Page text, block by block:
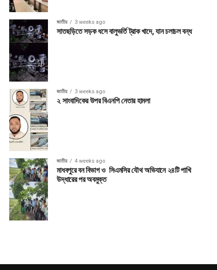
জাতীয় 3 weeks ago
সাতছড়িতে সড়ক ধসে বালুভর্তি ট্রাক খাদে, যান চলাচল বন্ধ
জাতীয় 3 weeks ago
২ সাংবাদিকের উপর বিএনপি নেতার হামলা
জাতীয় 4 weeks ago
মাধবপুরে বন বিভাগ ও সিএমসির যৌথ অভিযানে ২৪টি পাখি
উদ্ধারের পর অবমুক্ত